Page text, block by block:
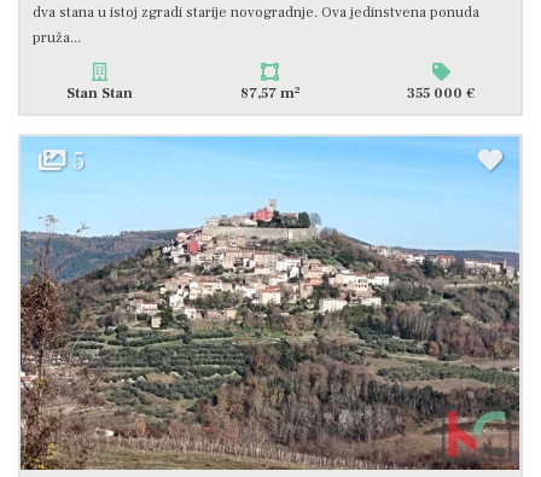
dva stana u istoj zgradi starije novogradnje. Ova jedinstvena ponuda
pruža...
Stan Stan 87,57 m2 355 000 €
5